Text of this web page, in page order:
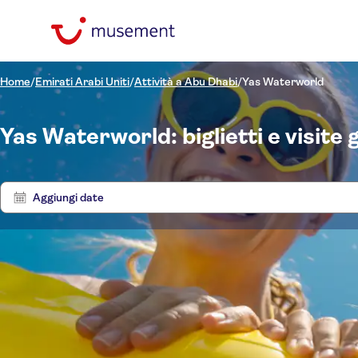
Home/Emirati Arabi Uniti/Attività a Abu Dhabi/Yas Waterworld
Yas Waterworld: biglietti e visite
Aggiungi date
Filtra per prezzo
(Adulto)
€ Max €
Hotel pickup
Opzioni biglietto
Voucher elettronico
Filtra per categorie